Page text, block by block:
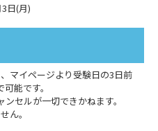
日(月)
マイページより受験日の3日前
能です。
セルが一切できかねます。
ん。